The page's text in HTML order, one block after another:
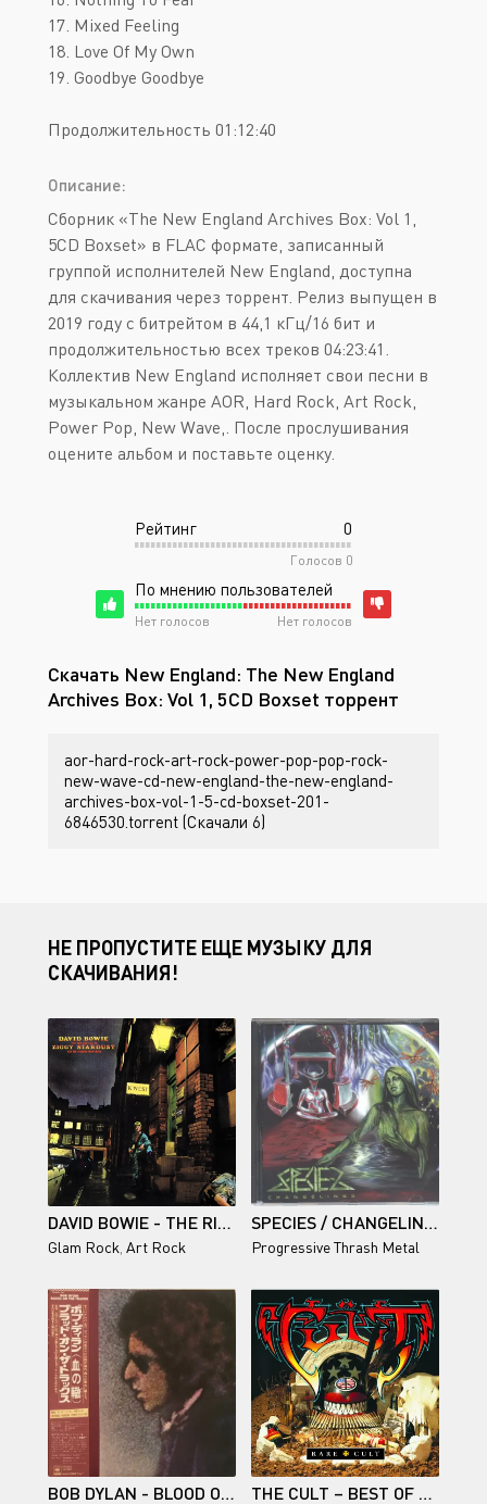
17. Mixed Feeling
18. Love Of My Own
19. Goodbye Goodbye
Продолжительность 01:12:40
Описание:
Сборник «The New England Archives Box: Vol 1,
5CD Boxset» в FLAC формате, записанный
группой исполнителей New England, доступна
для скачивания через торрент. Релиз выпущен в
2019 году с битрейтом в 44,1 кГц/16 бит и
продолжительностью всех треков 04:23:41.
Коллектив New England исполняет свои песни в
музыкальном жанре AOR, Hard Rock, Art Rock,
Power Pop, New Wave,. После прослушивания
оцените альбом и поставьте оценку.
Рейтинг 0
Голосов 0
По мнению пользователей
Нет голосов Нет голосов
Скачать New England: The New England
Archives Box: Vol 1, 5CD Boxset торрент
aor-hard-rock-art-rock-power-pop-pop-rock-
new-wave-cd-new-england-the-new-england-
archives-box-vol-1-5-cd-boxset-201-
6846530.torrent (Скачали 6)
НЕ ПРОПУСТИТЕ ЕЩЕ МУЗЫКУ ДЛЯ
СКАЧИВАНИЯ!
DAVID BOWIE - THE RISE AND FALL OF ZIGGY STARDUST AND THE SPIDERS FROM MARS (2012 REMASTER) - 1972/2015
Glam Rock Art Rock
SPECIES / CHANGELINGS
Progressive Thrash Metal
BOB DYLAN - BLOOD ON THE TRACKS (JAPAN) 1975 THE CULT – BEST OF RARE CULT - 2000